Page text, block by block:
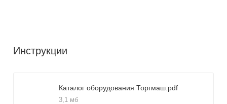
Инструкции
Каталог оборудования Торгмаш.pdf
3,1 мб